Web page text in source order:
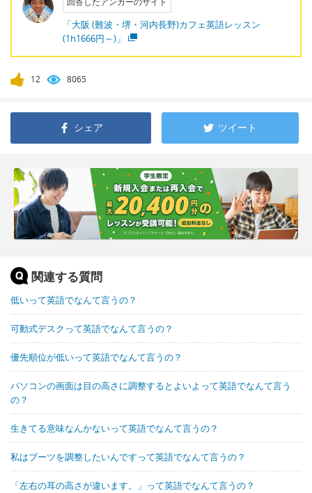
「大阪 (難波・堺・河内長野)カフェ英語レッスン
(1h1666円～)」
12 8065
シェア ツイート
関連する質問
低いって英語でなんて言うの？
可動式デスクって英語でなんて言うの？
優先順位が低いって英語でなんて言うの？
パソコンの画面は目の高さに調整するとよいよって英語でなんて言う
の？
生きてる意味なんかないって英語でなんて言うの？
私はブーツを調整したいんですって英語でなんて言うの？
「左右の耳の高さが違います。」って英語でなんて言うの？